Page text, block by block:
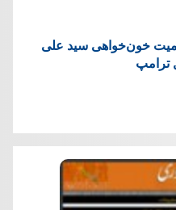
خون‌خواهی سید علی
ترامپ